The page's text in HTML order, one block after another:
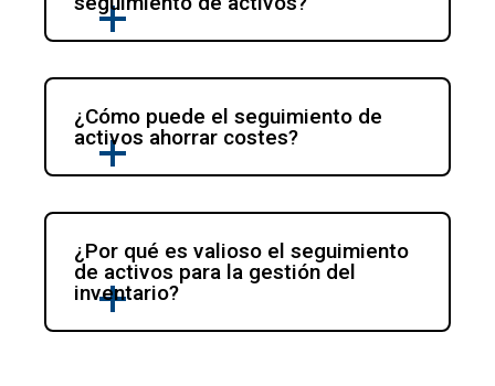
¿Cómo puede el seguimiento de
activos ahorrar costes?
¿Por qué es valioso el seguimiento
de activos para la gestión del
inventario?